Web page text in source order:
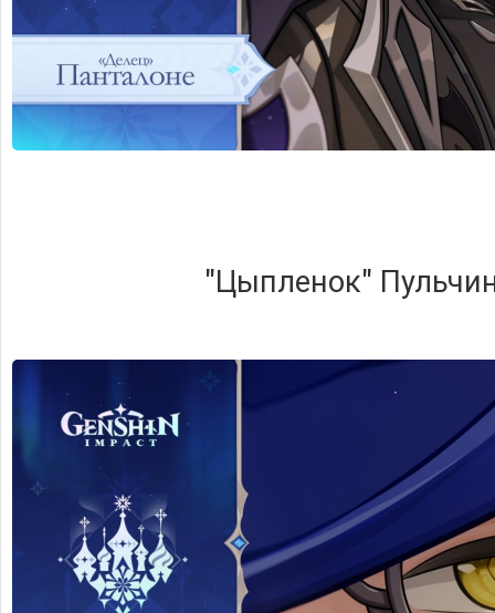
"Цыпленок"